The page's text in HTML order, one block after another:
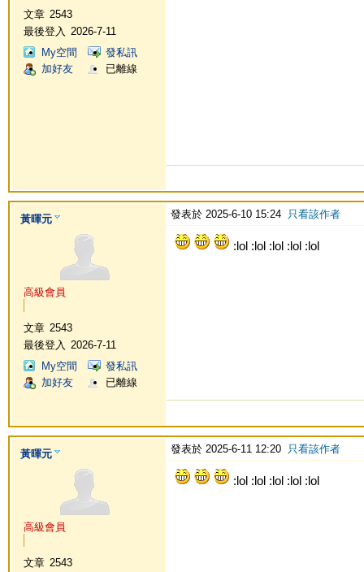
文章 2543
最後登入
2026-7-11
My空間
發私訊
加好友
已離線
黃暉元
高級會員
文章 2543
最後登入
2026-7-11
My空間
發私訊
加好友
已離線
發表於 2025-6-10 15:24 只看該作者
:lol :lol :lol :lol :lol
黃暉元
高級會員
文章 2543
發表於 2025-6-11 12:20 只看該作者
:lol :lol :lol :lol :lol